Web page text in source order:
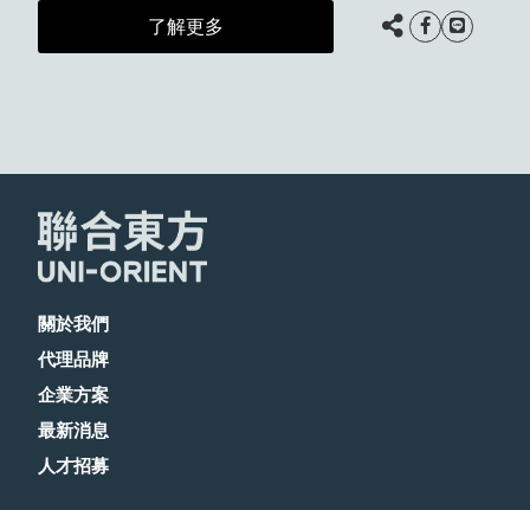
了解更多
關於我們
代理品牌
企業方案
最新消息
人才招募